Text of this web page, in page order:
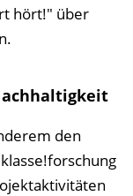
hört!" über
den